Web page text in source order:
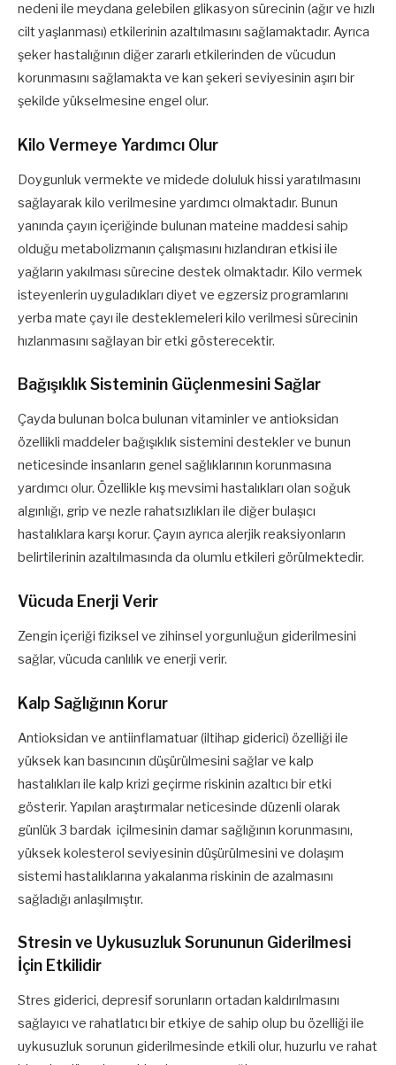
nedeni ile meydana gelebilen glikasyon sürecinin (ağır ve hızlı
cilt yaşlanması) etkilerinin azaltılmasını sağlamaktadır. Ayrıca
şeker hastalığının diğer zararlı etkilerinden de vücudun
korunmasını sağlamakta ve kan şekeri seviyesinin aşırı bir
şekilde yükselmesine engel olur.
Kilo Vermeye Yardımcı Olur
Doygunluk vermekte ve midede doluluk hissi yaratılmasını
sağlayarak kilo verilmesine yardımcı olmaktadır. Bunun
yanında çayın içeriğinde bulunan mateine maddesi sahip
olduğu metabolizmanın çalışmasını hızlandıran etkisi ile
yağların yakılması sürecine destek olmaktadır. Kilo vermek
isteyenlerin uyguladıkları diyet ve egzersiz programlarını
yerba mate çayı ile desteklemeleri kilo verilmesi sürecinin
hızlanmasını sağlayan bir etki gösterecektir.
Bağışıklık Sisteminin Güçlenmesini Sağlar
Çayda bulunan bolca bulunan vitaminler ve antioksidan
özellikli maddeler bağışıklık sistemini destekler ve bunun
neticesinde insanların genel sağlıklarının korunmasına
yardımcı olur. Özellikle kış mevsimi hastalıkları olan soğuk
algınlığı, grip ve nezle rahatsızlıkları ile diğer bulaşıcı
hastalıklara karşı korur. Çayın ayrıca alerjik reaksiyonların
belirtilerinin azaltılmasında da olumlu etkileri görülmektedir.
Vücuda Enerji Verir
Zengin içeriği fiziksel ve zihinsel yorgunluğun giderilmesini
sağlar, vücuda canlılık ve enerji verir.
Kalp Sağlığının Korur
Antioksidan ve antiinflamatuar (iltihap giderici) özelliği ile
yüksek kan basıncının düşürülmesini sağlar ve kalp
hastalıkları ile kalp krizi geçirme riskinin azaltıcı bir etki
gösterir. Yapılan araştırmalar neticesinde düzenli olarak
günlük 3 bardak içilmesinin damar sağlığının korunmasını,
yüksek kolesterol seviyesinin düşürülmesini ve dolaşım
sistemi hastalıklarına yakalanma riskinin de azalmasını
sağladığı anlaşılmıştır.
Stresin ve Uykusuzluk Sorununun Giderilmesi
İçin Etkilidir
Stres giderici, depresif sorunların ortadan kaldırılmasını
sağlayıcı ve rahatlatıcı bir etkiye de sahip olup bu özelliği ile
uykusuzluk sorunun giderilmesinde etkili olur, huzurlu ve rahat